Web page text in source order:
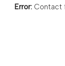
Error: Contact